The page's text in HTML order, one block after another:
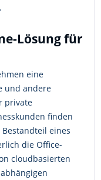
Lösung für
eine
und andere
private
finden
eines
die Office-
cloudbasierten